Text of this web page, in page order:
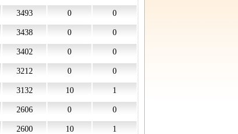
3493 0 0
3438 0 0
3402 0 0
3212 0 0
3132 10 1
2606 0 0
2600 10 1